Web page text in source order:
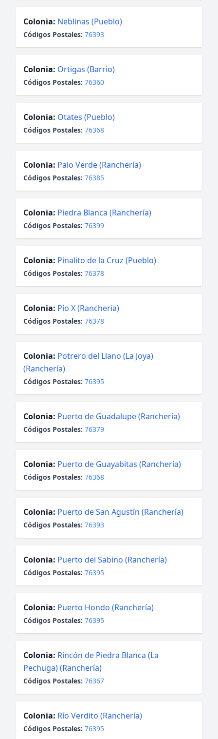
Colonia: Neblinas (Pueblo)
Códigos Postales: 76393
Colonia: Ortigas (Barrio)
Códigos Postales: 76360
Colonia: Otates (Pueblo)
Códigos Postales: 76368
Colonia: Palo Verde (Ranchería)
Códigos Postales: 76385
Colonia: Piedra Blanca (Ranchería)
Códigos Postales: 76399
Colonia: Pinalito de la Cruz (Pueblo)
Códigos Postales: 76378
Colonia: Pío X (Ranchería)
Códigos Postales: 76378
Colonia: Potrero del Llano (La Joya)
(Ranchería)
Códigos Postales: 76395
Colonia: Puerto de Guadalupe (Ranchería)
Códigos Postales: 76379
Colonia: Puerto de Guayabitas (Ranchería)
Códigos Postales: 76368
Colonia: Puerto de San Agustín (Ranchería)
Códigos Postales: 76393
Colonia: Puerto del Sabino (Ranchería)
Códigos Postales: 76395
Colonia: Puerto Hondo (Ranchería)
Códigos Postales: 76395
Colonia: Rincón de Piedra Blanca (La
Pechuga) (Ranchería)
Códigos Postales: 76367
Colonia: Río Verdito (Ranchería)
Códigos Postales: 76395